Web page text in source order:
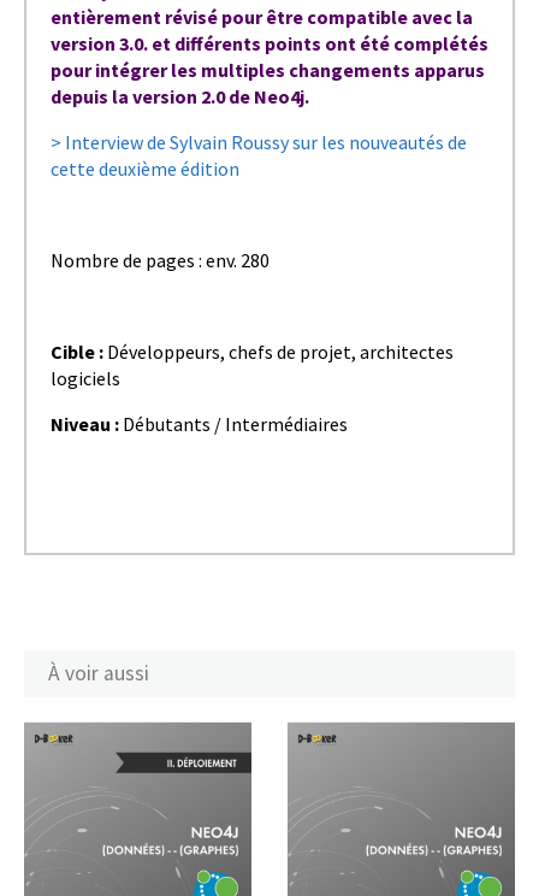
entièrement révisé pour être compatible avec la
version 3.0. et différents points ont été complétés
pour intégrer les multiples changements apparus
depuis la version 2.0 de Neo4j.
> Interview de Sylvain Roussy sur les nouveautés de
cette deuxième édition
Nombre de pages : env. 280
Cible : Développeurs, chefs de projet, architectes
logiciels
Niveau : Débutants / Intermédiaires
À voir aussi